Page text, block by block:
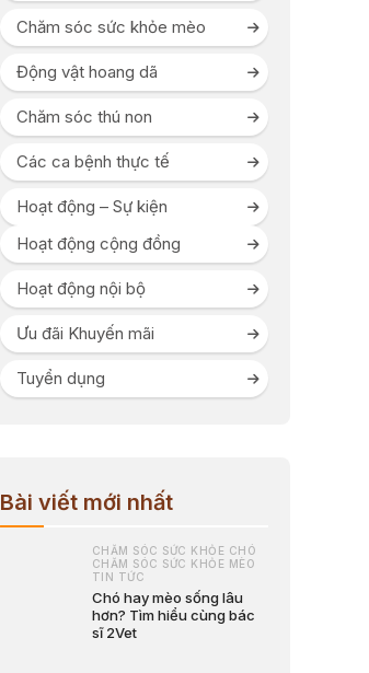
Chăm sóc sức khỏe mèo
Động vật hoang dã
Chăm sóc thú non
Các ca bệnh thực tế
Hoạt động – Sự kiện
Hoạt động cộng đồng
Hoạt động nội bộ
Ưu đãi Khuyến mãi
Tuyển dụng
Bài viết mới nhất
CHĂM SÓC SỨC KHỎE CHÓ
CHĂM SÓC SỨC KHỎE MÈO
TIN TỨC
Chó hay mèo sống lâu
hơn? Tìm hiểu cùng bác
sĩ 2Vet